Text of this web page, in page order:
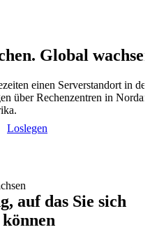
Global
einen Serverstandort in
über Rechenzentren in
Loslegen
auf das Sie sich